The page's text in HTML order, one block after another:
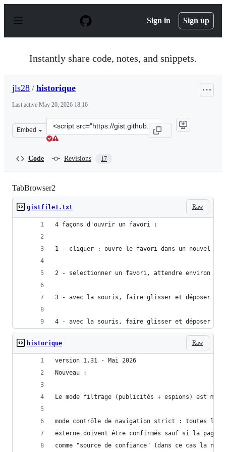
p
Sign in Sign up
Instantly share code, notes, and snippets.
jls28 / historique
Last active May 20, 2026 18:16
Embed
Clone
this
Code Revisions 17
TabBrowser2
Raw
gistfile1.txt
4 façons d'ouvrir un favori :
1 - cliquer : ouvre le favori dans un nouvel
2 - selectionner un favori, attendre environ 3
3 - avec la souris, faire glisser et déposer le
4 - avec la souris, faire glisser et déposer le
Raw
historique
version 1.31 - Mai 2026
Nouveau :
Le mode filtrage (publicités + espions) est
mode contrôle de navigation strict : toutes les
externe doivent être confirmés sauf si la page/
comme "source de confiance" (dans ce cas la